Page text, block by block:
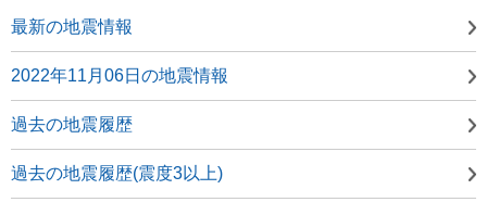
最新の地震情報
2022年11月06日の地震情報
過去の地震履歴
過去の地震履歴(震度3以上)